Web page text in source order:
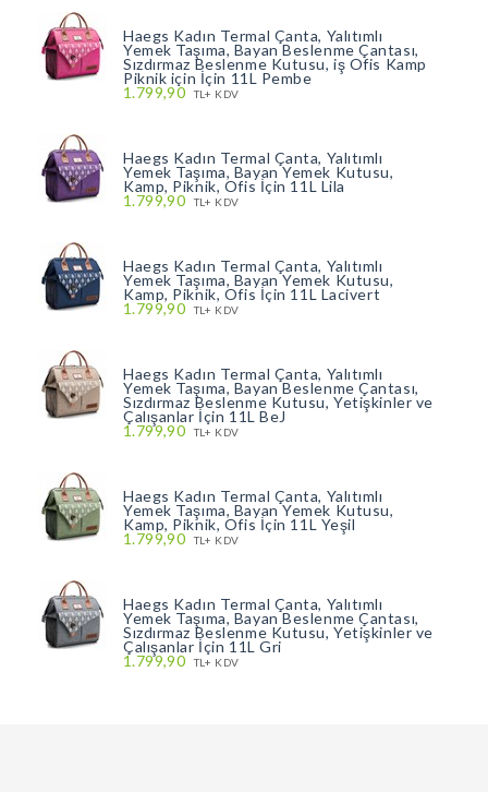
Haegs Kadın Termal Çanta, Yalıtımlı
Yemek Taşıma, Bayan Beslenme Çantası,
Sızdırmaz Beslenme Kutusu, iş Ofis Kamp
Piknik için İçin 11L Pembe
1.799,90 TL+ KDV
Haegs Kadın Termal Çanta, Yalıtımlı
Yemek Taşıma, Bayan Yemek Kutusu,
Kamp, Piknik, Ofis İçin 11L Lila
1.799,90 TL+ KDV
Haegs Kadın Termal Çanta, Yalıtımlı
Yemek Taşıma, Bayan Yemek Kutusu,
Kamp, Piknik, Ofis İçin 11L Lacivert
1.799,90 TL+ KDV
Haegs Kadın Termal Çanta, Yalıtımlı
Yemek Taşıma, Bayan Beslenme Çantası,
Sızdırmaz Beslenme Kutusu, Yetişkinler ve
Çalışanlar İçin 11L BeJ
1.799,90 TL+ KDV
Haegs Kadın Termal Çanta, Yalıtımlı
Yemek Taşıma, Bayan Yemek Kutusu,
Kamp, Piknik, Ofis İçin 11L Yeşil
1.799,90 TL+ KDV
Haegs Kadın Termal Çanta, Yalıtımlı
Yemek Taşıma, Bayan Beslenme Çantası,
Sızdırmaz Beslenme Kutusu, Yetişkinler ve
Çalışanlar İçin 11L Gri
1.799,90 TL+ KDV